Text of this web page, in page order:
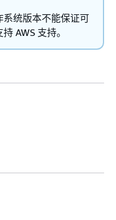
统版本不能保证可
AWS 支持。